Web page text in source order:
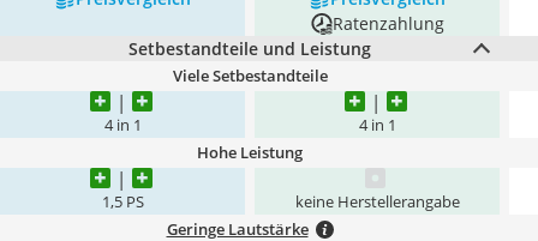
Ratenzahlung
Setbestandteile und Leistung
Viele Setbestandteile
4 in 1 4 in 1
Hohe Leistung
1,5 PS keine Herstellerangabe
Geringe Lautstärke